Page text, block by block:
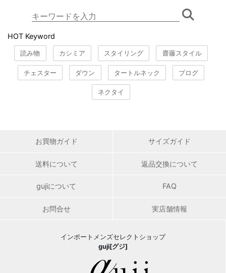
HOT Keyword
読み物 カシミア スタイリング 齋藤スタイル
チェスター ダウン タートルネック ブログ
ネクタイ
お買物ガイド サイズガイド
送料について 返品交換について
gujiについて FAQ
お問合せ 実店舗情報
インポートメンズセレクトショップ
guji[グジ]